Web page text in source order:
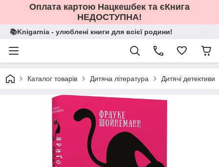
Оплата картою Нацкешбек та єКнига
НЕДОСТУПНА!
📚Knigarnia - улюблені книги для всієї родини!
Каталог товарів Дитяча література Дитячі детективи